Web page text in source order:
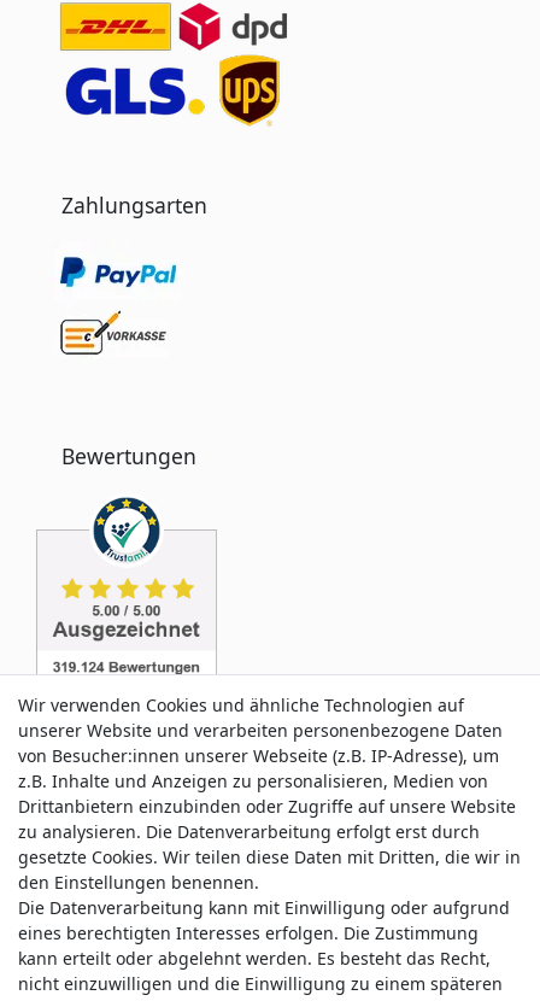
Zahlungsarten
Bewertungen
Service & Kontakt
Wünschen Sie einen Rückruf?
service@allmyclothes.de
Schreiben Sie uns:
Wir verwenden Cookies und ähnliche Technologien auf
unserer Website und verarbeiten personenbezogene Daten
von Besucher:innen unserer Webseite (z.B. IP-Adresse), um
z.B. Inhalte und Anzeigen zu personalisieren, Medien von
Drittanbietern einzubinden oder Zugriffe auf unsere Website
zu analysieren. Die Datenverarbeitung erfolgt erst durch
gesetzte Cookies. Wir teilen diese Daten mit Dritten, die wir in
den Einstellungen benennen.
Die Datenverarbeitung kann mit Einwilligung oder aufgrund
eines berechtigten Interesses erfolgen. Die Zustimmung
kann erteilt oder abgelehnt werden. Es besteht das Recht,
nicht einzuwilligen und die Einwilligung zu einem späteren